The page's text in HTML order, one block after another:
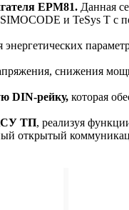
EPM81. Данная
и TeSys T с
снижения
DIN-рейку, которая
ТП, реализуя
открытый